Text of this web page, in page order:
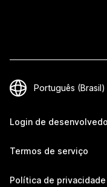
Login de
Termos de serviço
Política de privacidade